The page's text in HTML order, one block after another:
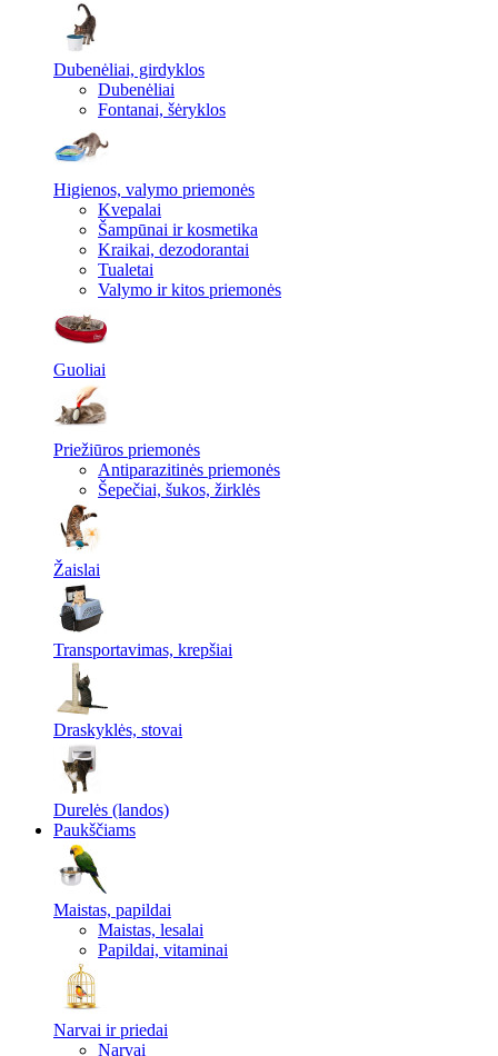
Dubenėliai, girdyklos
Dubenėliai
Fontanai, šėryklos
Higienos, valymo priemonės
Kvepalai
Šampūnai ir kosmetika
Kraikai, dezodorantai
Tualetai
Valymo ir kitos priemonės
Guoliai
Priežiūros priemonės
Antiparazitinės priemonės
Šepečiai, šukos, žirklės
Žaislai
Transportavimas, krepšiai
Draskyklės, stovai
Durelės (landos)
Paukščiams
Maistas, papildai
Maistas, lesalai
Papildai, vitaminai
Narvai ir priedai
Narvai